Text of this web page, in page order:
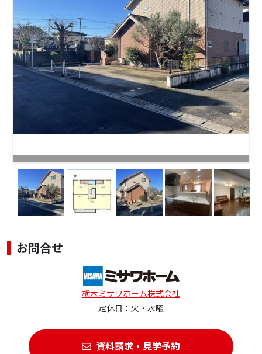
お問合せ
栃木ミサワホーム株式会社
定休日：火・水曜
資料請求・見学予約